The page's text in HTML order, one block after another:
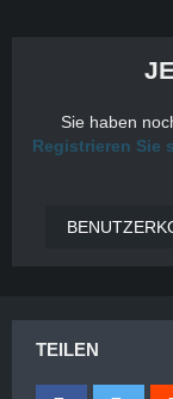
Sie haben
Registrieren Sie
TEILEN